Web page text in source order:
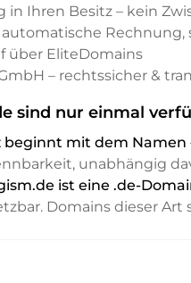
in Ihren Besitz – kein
automatische
über EliteDomains
– rechtssicher &
sind nur einmal
beginnt mit dem Namen
unabhängig
ist eine .de-
Domains dieser